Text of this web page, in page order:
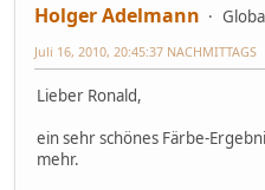
Holger Adelmann
Juli 16, 2010, 20:45:37 NACHMITTAGS
Lieber Ronald,
ein sehr schönes Färbe-
mehr.